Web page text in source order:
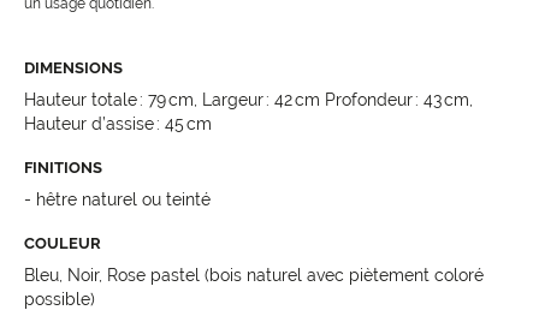
un usage quotidien.
DIMENSIONS
Hauteur totale : 79 cm, Largeur : 42 cm Profondeur : 43 cm,
Hauteur d’assise : 45 cm
FINITIONS
- hêtre naturel ou teinté
COULEUR
Bleu, Noir, Rose pastel (bois naturel avec piètement coloré
possible)